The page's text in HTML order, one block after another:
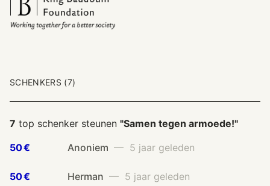
SCHENKERS (7)
7 top schenker steunen "Samen tegen armoede!"
50 €
Anoniem — 5 jaar geleden
50 € Herman — 5 jaar geleden